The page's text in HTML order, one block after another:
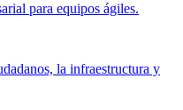
para equipos ágiles.
la infraestructura y